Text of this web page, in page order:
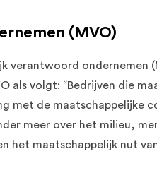
(MVO)
verantwoord ondernemen
als volgt: “Bedrijven die
met de maatschappelijke
meer over het milieu,
het maatschappelijk nut